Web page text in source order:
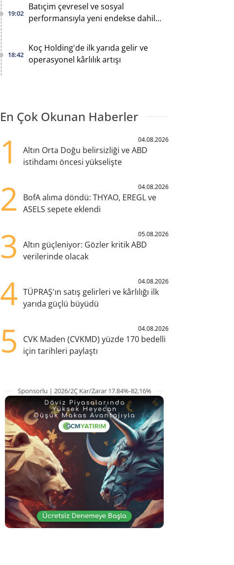
19:02
Batıçim çevresel ve sosyal
performansıyla yeni endekse dahil
18:42
Koç Holding'de ilk yarıda gelir ve
operasyonel kârlılık artışı
En Çok Okunan Haberler
1 04.08.2026
Altın Orta Doğu belirsizliği ve ABD
istihdamı öncesi yükselişte
2 04.08.2026
BofA alıma döndü: THYAO, EREGL ve
ASELS sepete eklendi
3 05.08.2026
Altın güçleniyor: Gözler kritik ABD
verilerinde olacak
4 04.08.2026
TÜPRAŞ'ın satış gelirleri ve kârlılığı ilk
yarıda güçlü büyüdü
5 04.08.2026
CVK Maden (CVKMD) yüzde 170 bedelli
için tarihleri paylaştı
Sponsorlu | 2026/2Ç Kar/Zarar 17.84%-82.16%